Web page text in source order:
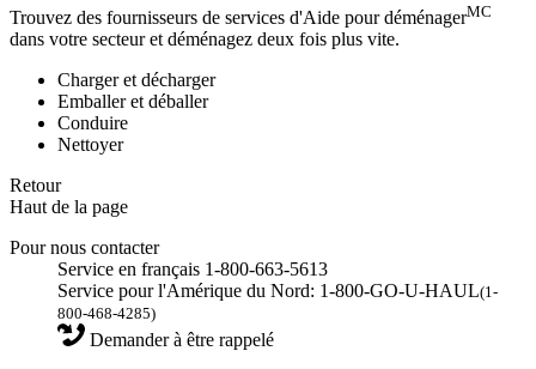
Trouvez des fournisseurs de services d'Aide pour déménagerMC
dans votre secteur et déménagez deux fois plus vite.
Charger et décharger
Emballer et déballer
Conduire
Nettoyer
Retour
Haut de la page
Pour nous contacter
Service en français 1-800-663-5613
Service pour l'Amérique du Nord: 1-800-GO-U-HAUL(1-
800-468-4285)
Demander à être rappelé